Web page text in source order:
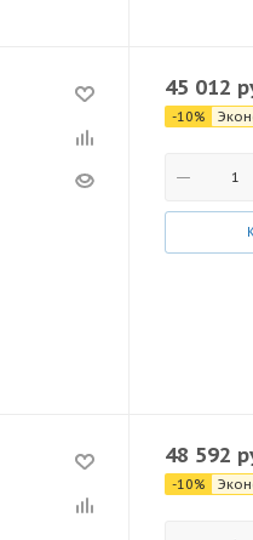
45 012
-10%
48 592
-10%